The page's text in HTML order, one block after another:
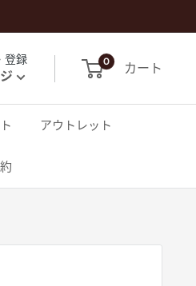
登録 0 カート
アウトレット